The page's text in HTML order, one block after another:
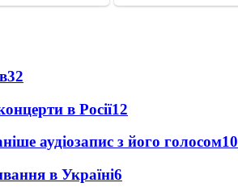
32
в Росії12
аудіозапис з його голосом10
в Україні6